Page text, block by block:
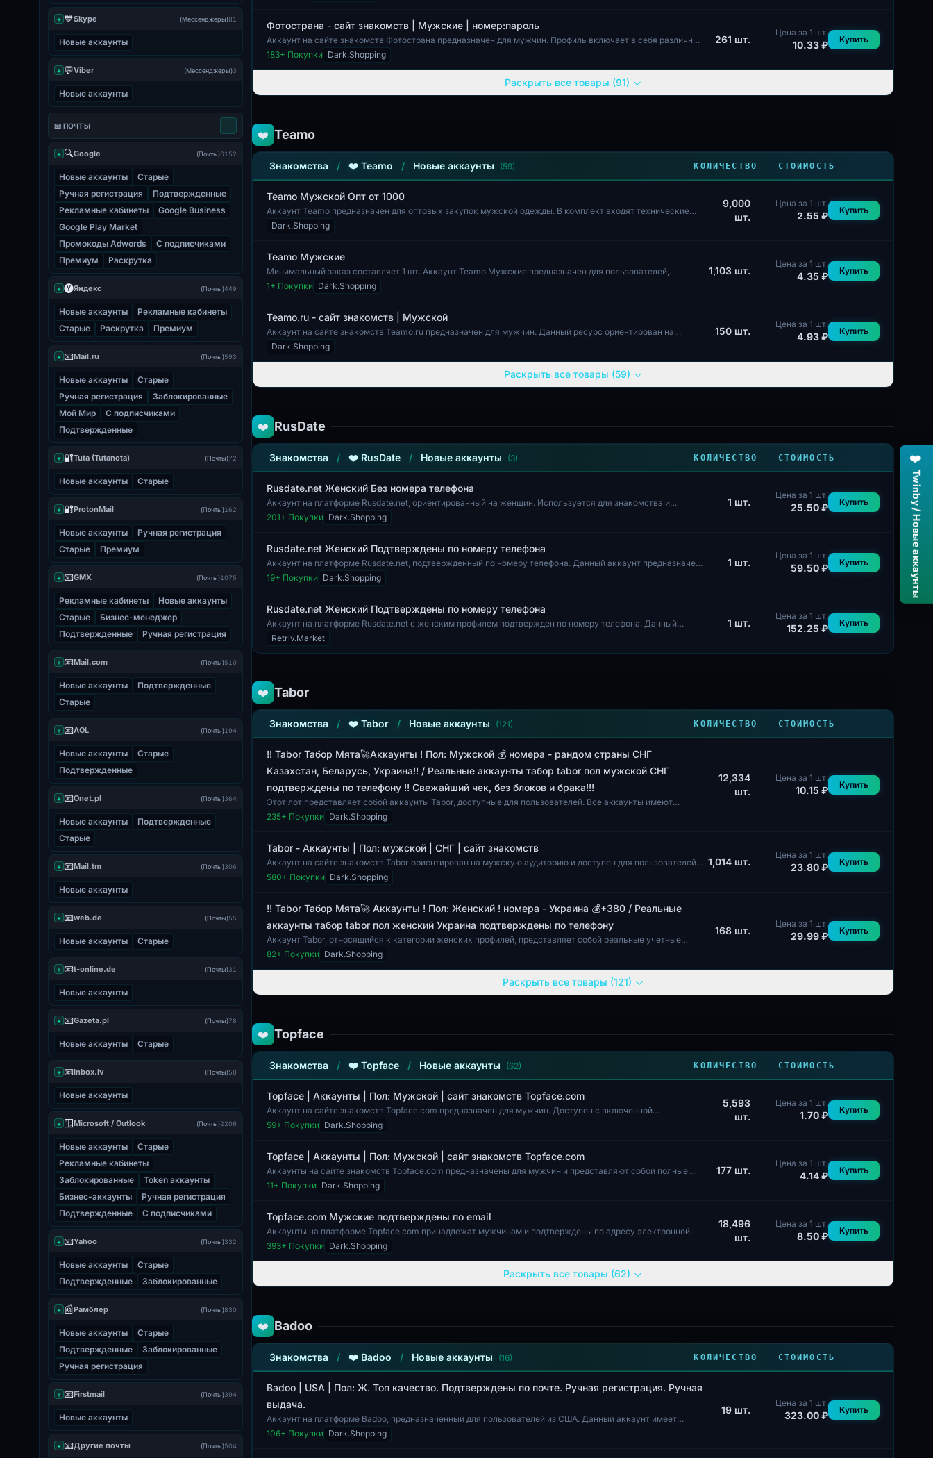
❤️
Twinby / Новые аккаунты
+ 💙Skype (Мессенджеры)81
Новые аккаунты
+ 💬Viber (Мессенджеры)3
Новые аккаунты
📧 ПОЧТЫ
+ 🔍Google (Почты)6152
Новые аккаунты
Старые
Ручная регистрация
Подтвержденные
Рекламные кабинеты
Google Business
Google Play Market
Промокоды Adwords
С подписчиками
Премиум
Раскрутка
+ 🅨Яндекс (Почты)449
Новые аккаунты
Рекламные кабинеты
Старые
Раскрутка Премиум
+ 📧Mail.ru (Почты)593
Новые аккаунты
Старые
Ручная регистрация
Заблокированные
Мой Мир
С подписчиками
Подтвержденные
+ 🔐Tuta (Tutanota) (Почты)72
Новые аккаунты Старые
+ 🔐ProtonMail (Почты)162
Новые аккаунты
Ручная регистрация
Старые
Премиум
+ 📧GMX (Почты)1075
Рекламные кабинеты
Новые аккаунты
Старые
Бизнес-менеджер
Подтвержденные
Ручная регистрация
+ 📧Mail.com (Почты)510
Новые аккаунты
Подтвержденные
Старые
+ 📧AOL (Почты)194
Новые аккаунты
Старые
Подтвержденные
+ 📧Onet.pl (Почты)364
Новые аккаунты
Подтвержденные
Старые
+ 📧Mail.tm (Почты)306
Новые аккаунты
+ 📧web.de (Почты)55
Новые аккаунты Старые
+ 📧t-online.de (Почты)31
Новые аккаунты
+ 📧Gazeta.pl (Почты)78
Новые аккаунты Старые
+ 📧Inbox.lv (Почты)58
Новые аккаунты
+ 🪟Microsoft / Outlook (Почты)2206
Новые аккаунты
Старые
Рекламные кабинеты
Заблокированные
Token аккаунты
Бизнес-аккаунты
Ручная регистрация
Подтвержденные
С подписчиками
+ 📧Yahoo (Почты)332
Новые аккаунты
Старые
Подтвержденные
Заблокированные
+ 📰Рамблер (Почты)830
Новые аккаунты
Старые
Подтвержденные
Заблокированные
Ручная регистрация
+ 📧Firstmail (Почты)394
Новые аккаунты
+ 📧Другие почты (Почты)504
Фотострана - сайт знакомств | Мужские | номер:пароль
Аккаунт на сайте знакомств Фотострана предназначен для мужчин. Профиль включает в себя различные
метрики, такие как коли...
183+ Покупки Dark.Shopping
261 шт.
Цена за 1 шт.
10.33 ₽ Купить
Раскрыть все товары (91)
❤️ Teamo
Знакомства / ❤️ Teamo / Новые аккаунты (59) КОЛИЧЕСТВО СТОИМОСТЬ
Teamo Мужской Опт от 1000
Аккаунт Teamo предназначен для оптовых закупок мужской одежды. В комплект входят технические
параметры, обеспечивающие з...
Dark.Shopping
9,000
шт.
Цена за 1 шт.
2.55 ₽ Купить
Teamo Мужские
Минимальный заказ составляет 1 шт. Аккаунт Teamo Мужские предназначен для пользователей,
заинтересованных в контенте и в...
1+ Покупки Dark.Shopping
1,103 шт.
Цена за 1 шт.
4.35 ₽ Купить
Teamo.ru - сайт знакомств | Мужской
Аккаунт на сайте знакомств Teamo.ru предназначен для мужчин. Данный ресурс ориентирован на
создание знакомств и общения...
Dark.Shopping
150 шт.
Цена за 1 шт.
4.93 ₽ Купить
Раскрыть все товары (59)
❤️ RusDate
Знакомства / ❤️ RusDate / Новые аккаунты (3) КОЛИЧЕСТВО СТОИМОСТЬ
Rusdate.net Женский Без номера телефона
Аккаунт на платформе Rusdate.net, ориентированный на женщин. Используется для знакомства и
общения, что делает его подхо...
201+ Покупки Dark.Shopping
1 шт.
Цена за 1 шт.
25.50 ₽ Купить
Rusdate.net Женский Подтверждены по номеру телефона
Аккаунт на платформе Rusdate.net, подтвержденный по номеру телефона. Данный аккаунт предназначен
для использования женщи...
19+ Покупки Dark.Shopping
1 шт.
Цена за 1 шт.
59.50 ₽ Купить
Rusdate.net Женский Подтверждены по номеру телефона
Аккаунт на платформе Rusdate.net с женским профилем подтвержден по номеру телефона. Данный
аккаунт предоставляет доступ...
Retriv.Market
1 шт.
Цена за 1 шт.
152.25 ₽ Купить
❤️ Tabor
Знакомства / ❤️ Tabor / Новые аккаунты (121) КОЛИЧЕСТВО СТОИМОСТЬ
!! Tabor Табор Мята🚀Аккаунты ! Пол: Мужской 💰 номера - рандом страны СНГ
Казахстан, Беларусь, Украина!! / Реальные аккаунты табор tabor пол мужской СНГ
подтверждены по телефону !! Свежайший чек, без блоков и брака!!!
Этот лот представляет собой аккаунты Tabor, доступные для пользователей. Все аккаунты имеют
подтвержденный пол — мужской...
235+ Покупки Dark.Shopping
12,334
шт.
Цена за 1 шт.
10.15 ₽ Купить
Tabor - Аккаунты | Пол: мужской | СНГ | сайт знакомств
Аккаунт на сайте знакомств Tabor ориентирован на мужскую аудиторию и доступен для пользователей
из стран СНГ. Профиль вк...
580+ Покупки Dark.Shopping
1,014 шт.
Цена за 1 шт.
23.80 ₽ Купить
!! Tabor Табор Мята🚀 Аккаунты ! Пол: Женский ! номера - Украина 💰+380 / Реальные
аккаунты табор tabor пол женский Украина подтверждены по телефону
Аккаунт Tabor, относящийся к категории женских профилей, представляет собой реальные учетные
записи, зарегистрированные...
82+ Покупки Dark.Shopping
168 шт.
Цена за 1 шт.
29.99 ₽ Купить
Раскрыть все товары (121)
❤️ Topface
Знакомства / ❤️ Topface / Новые аккаунты (62) КОЛИЧЕСТВО СТОИМОСТЬ
Topface | Аккаунты | Пол: Мужской | сайт знакомств Topface.com
Аккаунт на сайте знакомств Topface.com предназначен для мужчин. Доступен с включенной
двухфакторной аутентификацией (2FA...
59+ Покупки Dark.Shopping
5,593
шт.
Цена за 1 шт.
1.70 ₽ Купить
Topface | Аккаунты | Пол: Мужской | сайт знакомств Topface.com
Аккаунты на сайте знакомств Topface.com предназначены для мужчин и представляют собой полные
профили. Профили содержат п...
11+ Покупки Dark.Shopping
177 шт.
Цена за 1 шт.
4.14 ₽ Купить
Topface.com Мужские подтверждены по email
Аккаунты на платформе Topface.com принадлежат мужчинам и подтверждены по адресу электронной
почты. Профили заполнены, чт...
393+ Покупки Dark.Shopping
18,496
шт.
Цена за 1 шт.
8.50 ₽ Купить
Раскрыть все товары (62)
❤️ Badoo
Знакомства / ❤️ Badoo / Новые аккаунты (16) КОЛИЧЕСТВО СТОИМОСТЬ
Badoo | USA | Пол: Ж. Топ качество. Подтверждены по почте. Ручная регистрация. Ручная
выдача.
Аккаунт на платформе Badoo, предназначенный для пользователей из США. Данный аккаунт имеет
высокое качество и был зареги...
106+ Покупки Dark.Shopping
19 шт.
Цена за 1 шт.
323.00 ₽ Купить